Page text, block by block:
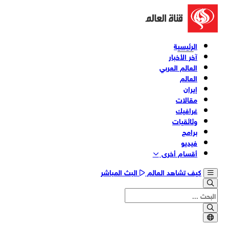
الرئيسية
آخر الأخبار
العالم العربي
العالم
إيران
مقالات
غرافيك
وثائقیات
برامج
فیدیو
أقسام أخری
كيف تشاهد العالم البث المباشر